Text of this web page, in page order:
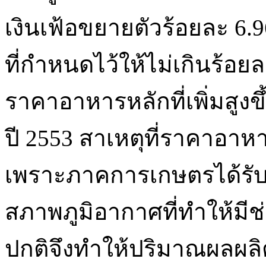
เงินเฟ้อขยายตัวร้อยละ
ที่กำหนดไว้ให้ไม่เกินร้อย
ราคาอาหารหลักที่เพิ่มสูง
ปี 2553 สาเหตุที่ราคาอาห
เพราะภาคการเกษตรได้
สภาพภูมิอากาศที่ทำให้มี
ปกติจึงทำให้ปริมาณผลผ